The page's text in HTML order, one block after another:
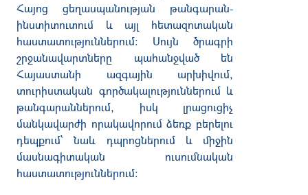
Հայոց ցեղասպանության թանգարան-
ինստիտուտում և այլ հետազոտական
հաստատություններում։ Սույն ծրագրի
շրջանավարտները պահանջված են
Հայաստանի ազգային արխիվում,
տուրիստական գործակալություններում և
թանգարաններում, իսկ լրացուցիչ
մանկավարժի որակավորում ձեռք բերելու
դեպքում՝ նաև դպրոցներում և միջին
մասնագիտական ուսումնական
հաստատություններում։